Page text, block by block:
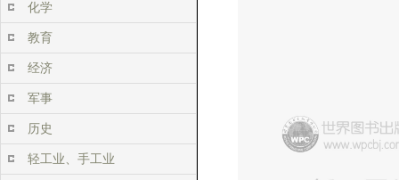
化学
教育
经济
军事
历史
轻工业、手工业